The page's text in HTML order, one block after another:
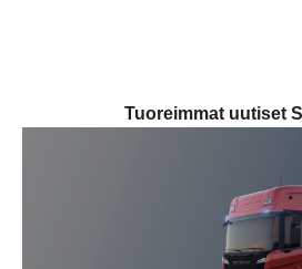
Tuoreimmat uutiset